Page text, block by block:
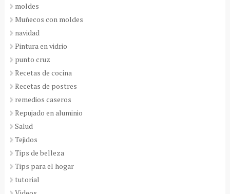
moldes
Muñecos con moldes
navidad
Pintura en vidrio
punto cruz
Recetas de cocina
Recetas de postres
remedios caseros
Repujado en aluminio
Salud
Tejidos
Tips de belleza
Tips para el hogar
tutorial